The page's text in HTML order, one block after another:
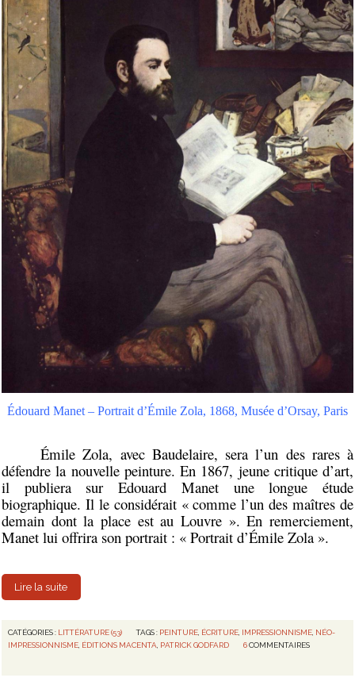
Édouard Manet – Portrait d’Émile Zola, 1868, Musée d’Orsay, Paris
Émile Zola, avec Baudelaire, sera l’un des rares à
défendre la nouvelle peinture. En 1867, jeune critique d’art,
il publiera sur Edouard Manet une longue étude
biographique. Il le considérait « comme l’un des maîtres de
demain dont la place est au Louvre ». En remerciement,
Manet lui offrira son portrait : « Portrait d’Émile Zola ».
Lire la suite
CATÉGORIES : LITTÉRATURE (53) TAGS : PEINTURE, ÉCRITURE, IMPRESSIONNISME, NÉO-
IMPRESSIONNISME, ÉDITIONS MACENTA, PATRICK GODFARD 6 COMMENTAIRES